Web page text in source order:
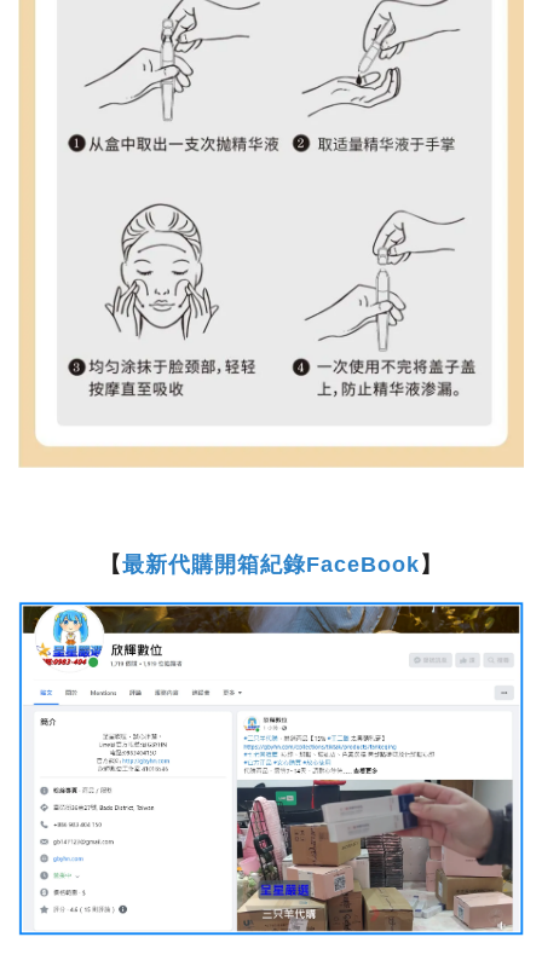
【最新代購開箱紀錄FaceBook 】